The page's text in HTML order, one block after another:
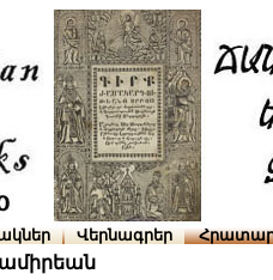
Վերնագրեր